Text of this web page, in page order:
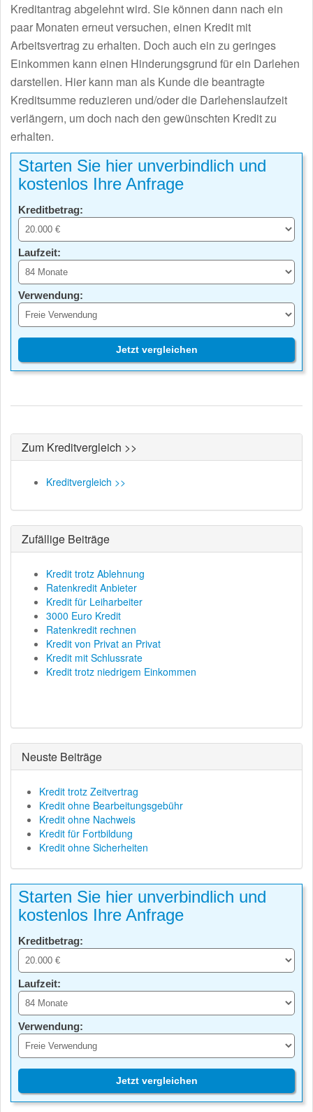
Kreditantrag abgelehnt wird. Sie können dann nach ein
paar Monaten erneut versuchen, einen Kredit mit
Arbeitsvertrag zu erhalten. Doch auch ein zu geringes
Einkommen kann einen Hinderungsgrund für ein Darlehen
darstellen. Hier kann man als Kunde die beantragte
Kreditsumme reduzieren und/oder die Darlehenslaufzeit
verlängern, um doch nach den gewünschten Kredit zu
erhalten.
Starten Sie hier unverbindlich und
kostenlos Ihre Anfrage
Kreditbetrag:
Laufzeit:
Verwendung:
Jetzt vergleichen
Zum Kreditvergleich >>
Kreditvergleich >>
Zufällige Beiträge
Kredit trotz Ablehnung
Ratenkredit Anbieter
Kredit für Leiharbeiter
3000 Euro Kredit
Ratenkredit rechnen
Kredit von Privat an Privat
Kredit mit Schlussrate
Kredit trotz niedrigem Einkommen
Neuste Beiträge
Kredit trotz Zeitvertrag
Kredit ohne Bearbeitungsgebühr
Kredit ohne Nachweis
Kredit für Fortbildung
Kredit ohne Sicherheiten
Starten Sie hier unverbindlich und
kostenlos Ihre Anfrage
Kreditbetrag:
Laufzeit:
Verwendung:
Jetzt vergleichen